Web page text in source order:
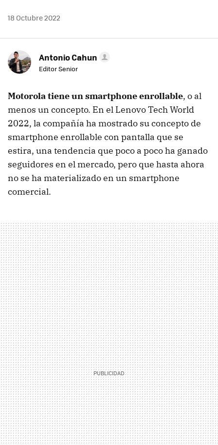
18 Octubre 2022
Antonio Cahun
Editor Senior
Motorola tiene un smartphone enrollable, o al
menos un concepto. En el Lenovo Tech World
2022, la compañía ha mostrado su concepto de
smartphone enrollable con pantalla que se
estira, una tendencia que poco a poco ha ganado
seguidores en el mercado, pero que hasta ahora
no se ha materializado en un smartphone
comercial.